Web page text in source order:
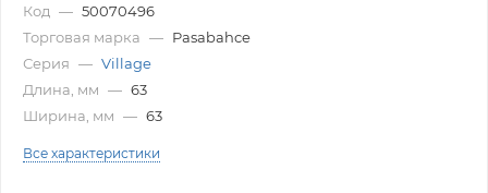
Код — 50070496
Торговая марка — Pasabahce
Серия — Village
Длина, мм — 63
Ширина, мм — 63
Все характеристики